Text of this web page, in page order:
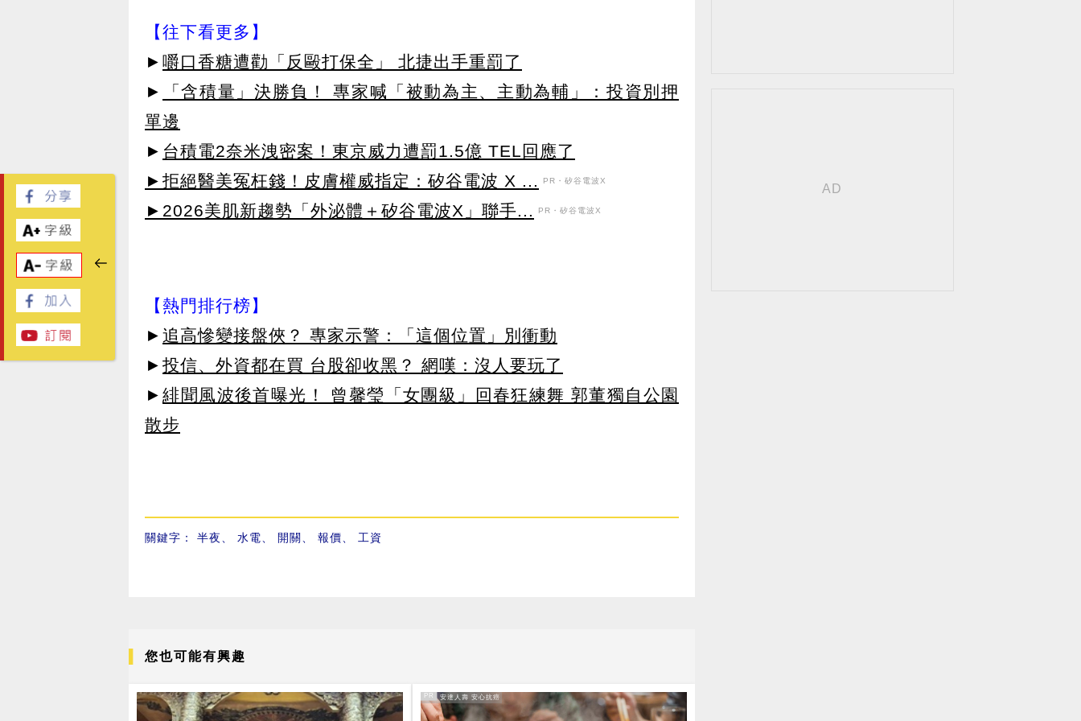
【往下看更多】
► 嚼口香糖遭勸「反毆打保全」 北捷出手重罰了
►
「含積量」決勝負！ 專家喊「被動為主、主動為輔」：投資別押
單邊
► 台積電2奈米洩密案！東京威力遭罰1.5億 TEL回應了
►拒絕醫美冤枉錢！皮膚權威指定：矽谷電波 X ...
PR・矽谷電波X
►2026美肌新趨勢「外泌體＋矽谷電波X」聯手... PR・矽谷電波X
【熱門排行榜】
► 追高慘變接盤俠？ 專家示警：「這個位置」別衝動
► 投信、外資都在買 台股卻收黑？ 網嘆：沒人要玩了
► 緋聞風波後首曝光！ 曾馨瑩「女團級」回春狂練舞 郭董獨自公園
散步
關鍵字： 半夜 水電 開關 報價 工資
您也可能有興趣
PR
PR・安達人壽 安心抗癌